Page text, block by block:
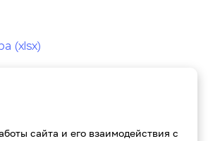
(xlsx)
и использование карт
сайта и его взаимодействия с